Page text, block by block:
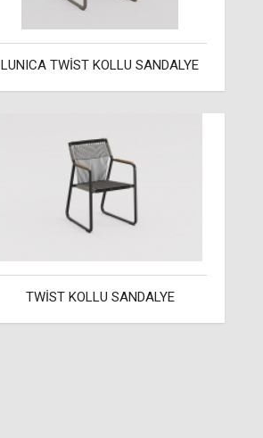
LUNICA TWİST KOLLU SANDALYE
TWİST KOLLU SANDALYE